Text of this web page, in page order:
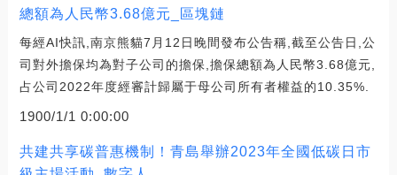
總額為人民幣3.68億元_區塊鏈
每經AI快訊,南京熊貓7月12日晚間發布公告稱,截至公告日,公
司對外擔保均為對子公司的擔保,擔保總額為人民幣3.68億元,
占公司2022年度經審計歸屬于母公司所有者權益的10.35%.
1900/1/1 0:00:00
共建共享碳普惠機制！青島舉辦2023年全國低碳日市